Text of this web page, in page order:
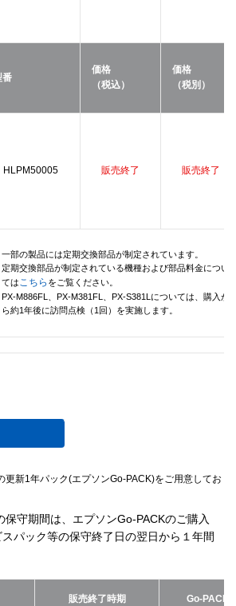
番
価格
（税込）
価格
（税別）
HLPM50005 販売終了 販売終了
一部の製品には定期交換部品が制定されています。
定期交換部品が制定されている機種および部品料金につい
てはこちら をご覧ください。
PX-M886FL、PX-M381FL、PX-S381Lについては、購入か
ら約1年後に訪問点検（1回）を実施します。
更新1年パック(エプソンGo-PACK)をご用意してお
保守期間は、エプソンGo-PACKのご購入
パック等の保守終了日の翌日から１年間
販売終了時期 Go-PACK